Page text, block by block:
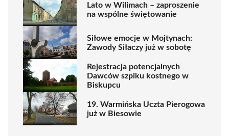
Lato w Wilimach – zaproszenie
na wspólne świętowanie
Siłowe emocje w Mojtynach:
Zawody Siłaczy już w sobotę
Rejestracja potencjalnych
Dawców szpiku kostnego w
Biskupcu
19. Warmińska Uczta Pierogowa
już w Biesowie